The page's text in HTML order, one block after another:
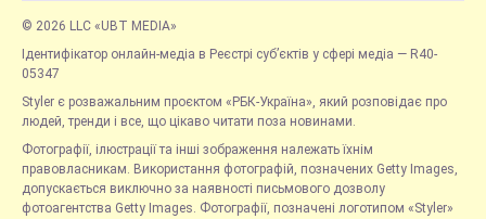
© 2026 LLC «UBT MEDIA»
Ідентифікатор онлайн-медіа в Реєстрі суб’єктів у сфері медіа — R40-
05347
Styler є розважальним проєктом «РБК-Україна», який розповідає про
людей, тренди і все, що цікаво читати поза новинами.
Фотографії, ілюстрації та інші зображення належать їхнім
правовласникам. Використання фотографій, позначених Getty Images,
допускається виключно за наявності письмового дозволу
фотоагентства Getty Images. Фотографії, позначені логотипом «Styler»